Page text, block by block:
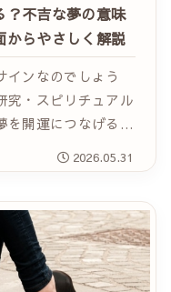
？不吉な夢の意味
からやさしく解説
インなのでしょう
究・スピリチュアル
を開運につなげる実
2026.05.31